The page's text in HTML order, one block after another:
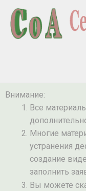
Внимание:
Все
Многие
устранения
создание
заполнить
Вы можете